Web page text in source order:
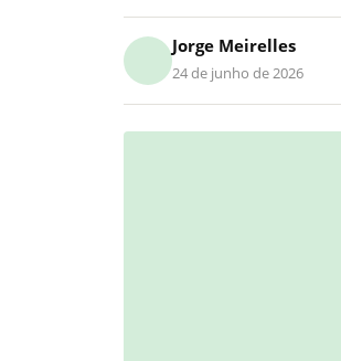
Jorge Meirelles
24 de junho de 2026